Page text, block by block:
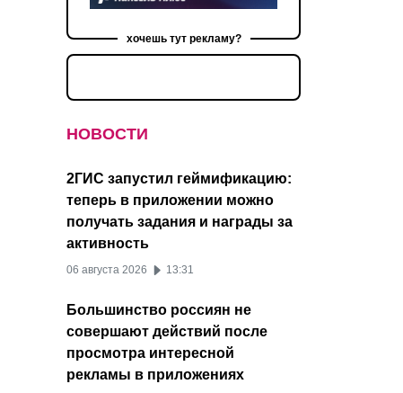
хочешь тут рекламу?
НОВОСТИ
2ГИС запустил геймификацию:
теперь в приложении можно
получать задания и награды за
активность
06 августа 2026 13:31
Большинство россиян не
совершают действий после
просмотра интересной
рекламы в приложениях